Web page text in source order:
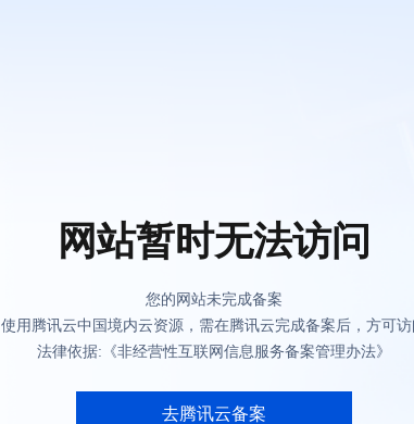
网站暂时无法访问
您的网站未完成备案
使用腾讯云中国境内云资源，需在腾讯云完成备案后，方可
法律依据:《非经营性互联网信息服务备案管理办法》
去腾讯云备案